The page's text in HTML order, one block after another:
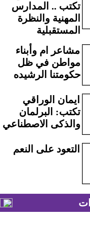
تكتب .. المدارس
المهنية والنظرة
المستقبلية
مشاعر ام وأبناء
مواطن في ظل
حكومتنا الرشيده
ايمان الوراقي
تكتب: البرلمان
والذكى الاصطناعي
التعود على النعم